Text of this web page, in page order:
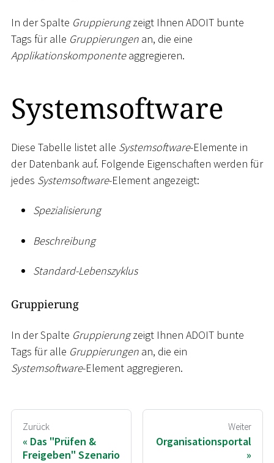
In der Spalte Gruppierungzeigt Ihnen ADOIT bunte
Tags für alle Gruppierungen an, die eine
Applikationskomponenteaggregieren.
Systemsoftware
Diese Tabelle listet alle Systemsoftware-Elemente in
der Datenbank auf. Folgende Eigenschaften werden für
jedes Systemsoftware-Element angezeigt:
Spezialisierung
Beschreibung
Standard-Lebenszyklus
Gruppierung
In der Spalte Gruppierungzeigt Ihnen ADOIT bunte
Tags für alle Gruppierungen an, die ein
Systemsoftware-Element aggregieren.
Zurück
Das "Prüfen &
Freigeben" Szenario
Weiter
Organisationsportal